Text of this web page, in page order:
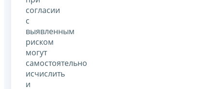
согласии
с
выявленным
риском
могут
самостоятельно
исчислить
и